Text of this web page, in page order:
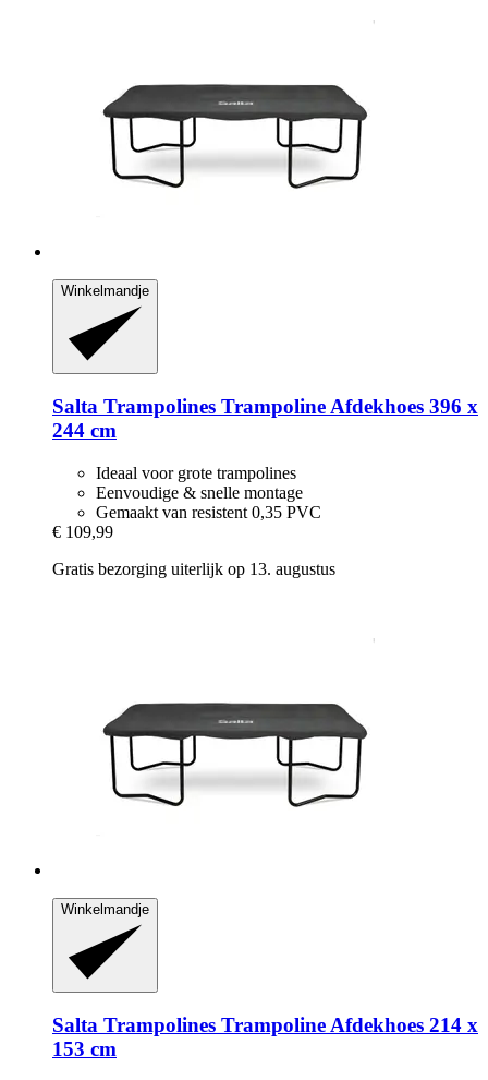
Winkelmandje
Salta Trampolines Trampoline Afdekhoes 396 x
244 cm
Ideaal voor grote trampolines
Eenvoudige & snelle montage
Gemaakt van resistent 0,35 PVC
€ 109,99
Gratis bezorging uiterlijk op 13. augustus
Winkelmandje
Salta Trampolines Trampoline Afdekhoes 214 x
153 cm